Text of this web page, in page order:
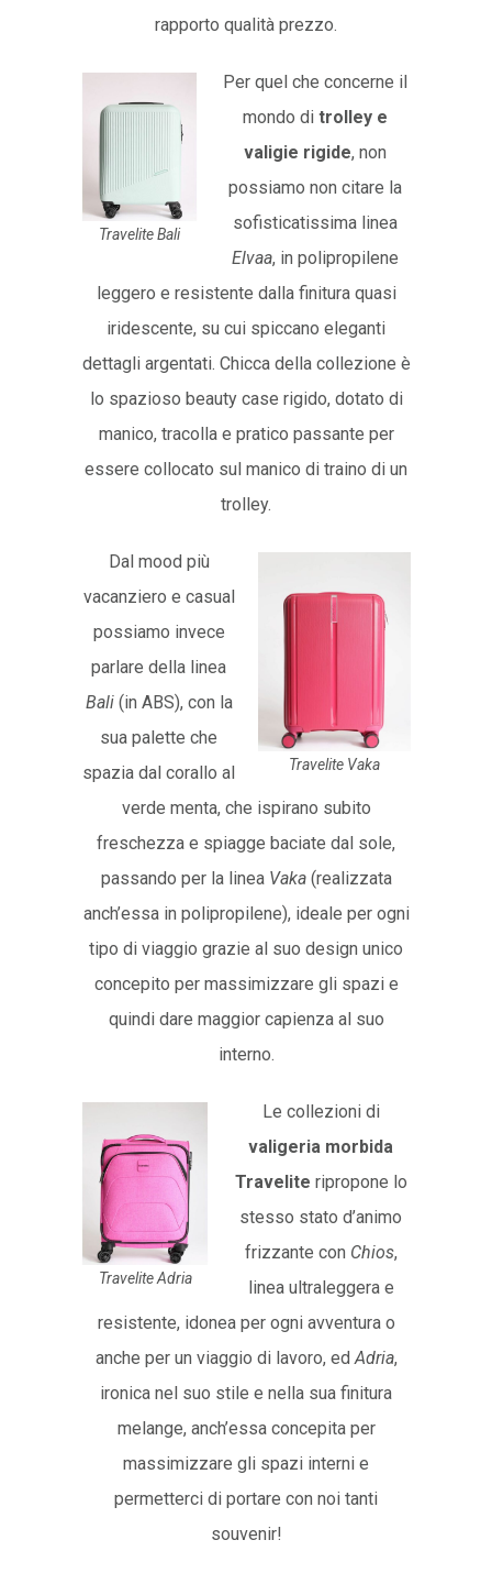
rapporto qualità prezzo.
Travelite Bali
Per quel che concerne il
mondo di trolley e
valigie rigide, non
possiamo non citare la
sofisticatissima linea
Elvaa, in polipropilene
leggero e resistente dalla finitura quasi
iridescente, su cui spiccano eleganti
dettagli argentati. Chicca della collezione è
lo spazioso beauty case rigido, dotato di
manico, tracolla e pratico passante per
essere collocato sul manico di traino di un
trolley.
Travelite Vaka
Dal mood più
vacanziero e casual
possiamo invece
parlare della linea
Bali (in ABS), con la
sua palette che
spazia dal corallo al
verde menta, che ispirano subito
freschezza e spiagge baciate dal sole,
passando per la linea Vaka (realizzata
anch’essa in polipropilene), ideale per ogni
tipo di viaggio grazie al suo design unico
concepito per massimizzare gli spazi e
quindi dare maggior capienza al suo
interno.
Travelite Adria
Le collezioni di
valigeria morbida
Travelite ripropone lo
stesso stato d’animo
frizzante con Chios,
linea ultraleggera e
resistente, idonea per ogni avventura o
anche per un viaggio di lavoro, edAdria,
ironica nel suo stile e nella sua finitura
melange, anch’essa concepita per
massimizzare gli spazi interni e
permetterci di portare con noi tanti
souvenir!